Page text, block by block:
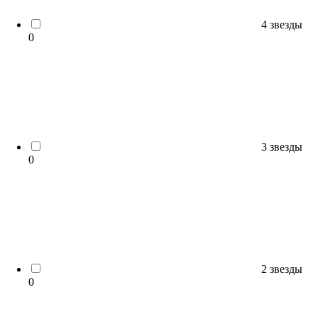
4 звезды
0
3 звезды
0
2 звезды
0